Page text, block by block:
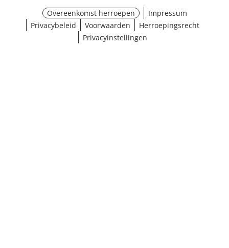
Overeenkomst herroepen
Impressum
Privacybeleid
Voorwaarden
Herroepingsrecht
Privacyinstellingen